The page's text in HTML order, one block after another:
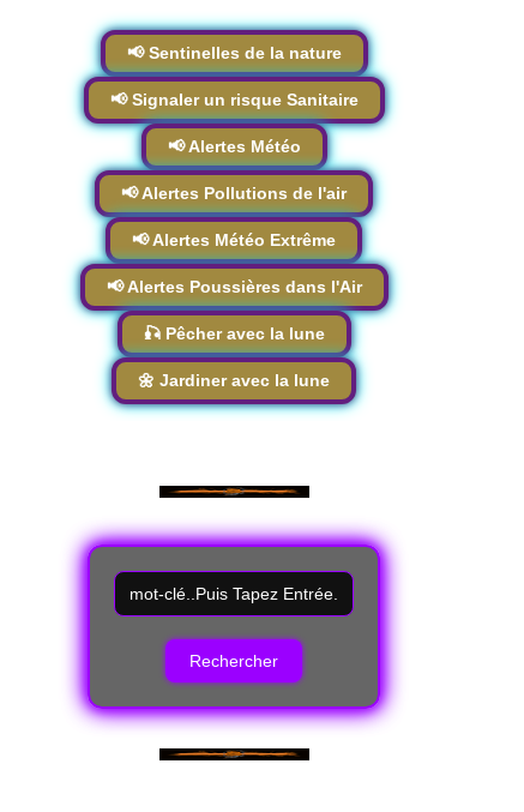
📢 Sentinelles de la nature
📢 Signaler un risque Sanitaire
📢 Alertes Météo
📢 Alertes Pollutions de l'air
📢 Alertes Météo Extrême
📢 Alertes Poussières dans l'Air
🎣 Pêcher avec la lune
🌼 Jardiner avec la lune